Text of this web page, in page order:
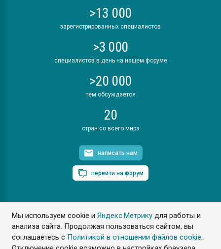
Мы используем cookie иЯндекс.Метрику для работы и
анализа сайта. Продолжая пользоваться сайтом, вы
соглашаетесь с Политикой в отношении файлов cookie.
>13 000
зарегистрированных специалистов
>3 000
специалистов в день на нашем форуме
>20 000
тем обсуждается
20
стран со всего мира
написать нам
перейти на форум
ПластЭксперт © 2006. Все права защищены
Разрешается копирование материалов сайта с обязательной
ссылкой на www.e-plastic.ru
Разработка сайта